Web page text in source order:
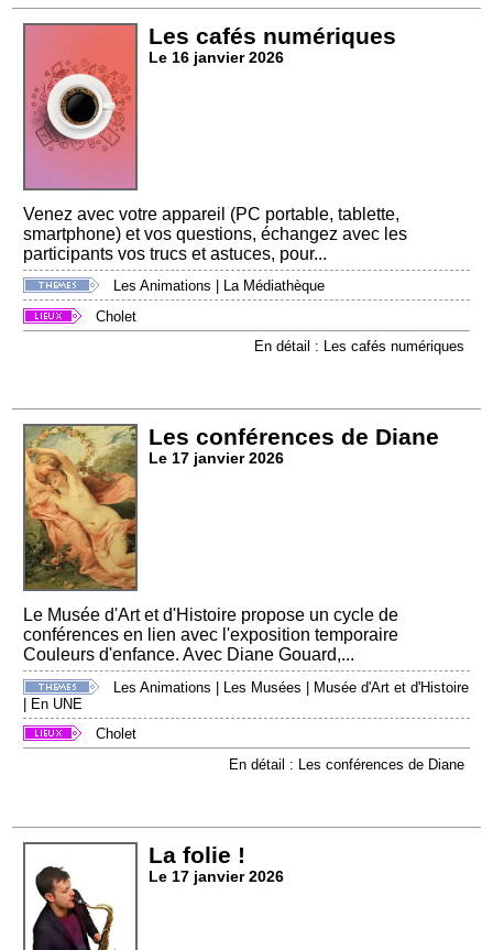
Les cafés numériques
Le 16 janvier 2026
Venez avec votre appareil (PC portable, tablette,
smartphone) et vos questions, échangez avec les
participants vos trucs et astuces, pour...
Les Animations
La Médiathèque
Cholet
En détail : Les cafés numériques
Les conférences de Diane
Le 17 janvier 2026
Le Musée d'Art et d'Histoire propose un cycle de
conférences en lien avec l'exposition temporaire
Couleurs d'enfance. Avec Diane Gouard,...
Les Animations Les Musées
Musée d'Art et d'Histoire
En UNE
Cholet
En détail : Les conférences de Diane
La folie !
Le 17 janvier 2026